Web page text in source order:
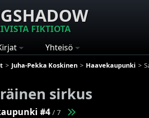
FIKTIOTA
Yhteisö
Juha-Pekka Koskinen Haavekaupunki
sirkus
#4 / 7